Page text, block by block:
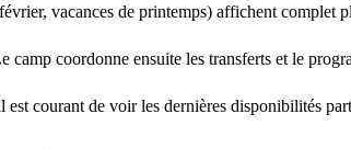
vacances de printemps) affichent complet
coordonne ensuite les transferts et le
est courant de voir les dernières disponibilités